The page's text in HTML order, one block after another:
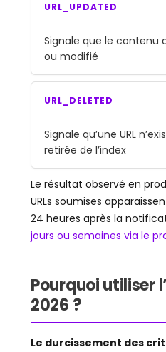
URL_UPDATED
Signale que le contenu
ou modifié
URL_DELETED
Signale qu’une URL
retirée de l’index
Le résultat observé en
URLs soumises
24 heures après la
jours ou semaines via le
Pourquoi utiliser
2026 ?
Le durcissement des